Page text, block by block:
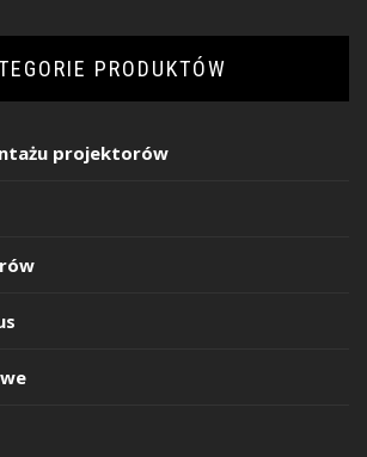
PRODUKTÓW
projektorów